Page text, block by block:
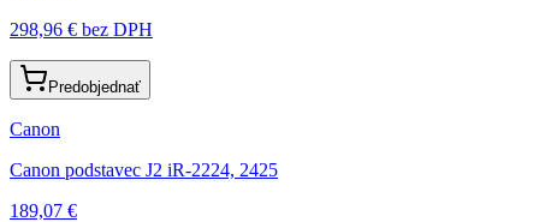
298,96 € bez DPH
Predobjednať
Canon
Canon podstavec J2 iR-2224, 2425
189,07 €